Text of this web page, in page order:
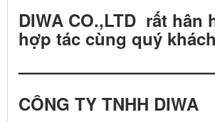
DIWA CO.,LTD rất hân
hợp tác cùng quý
CÔNG TY TNHH DIWA